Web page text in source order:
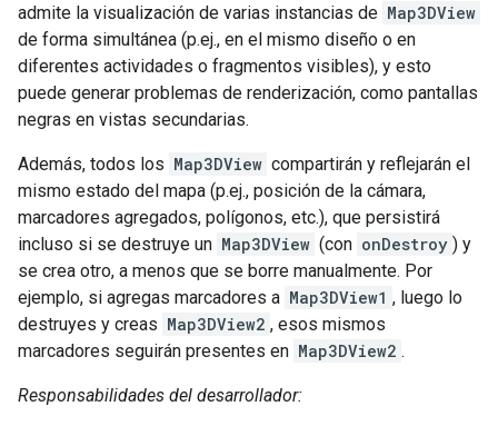
admite la visualización de varias instancias de Map3DView
de forma simultánea (p.ej., en el mismo diseño o en
diferentes actividades o fragmentos visibles), y esto
puede generar problemas de renderización, como pantallas
negras en vistas secundarias.
Además, todos los Map3DView compartirán y reflejarán el
mismo estado del mapa (p.ej., posición de la cámara,
marcadores agregados, polígonos, etc.), que persistirá
incluso si se destruye un Map3DView (con onDestroy ) y
se crea otro, a menos que se borre manualmente. Por
ejemplo, si agregas marcadores a Map3DView1 , luego lo
destruyes y creas Map3DView2 , esos mismos
marcadores seguirán presentes en Map3DView2 .
Responsabilidades del desarrollador: